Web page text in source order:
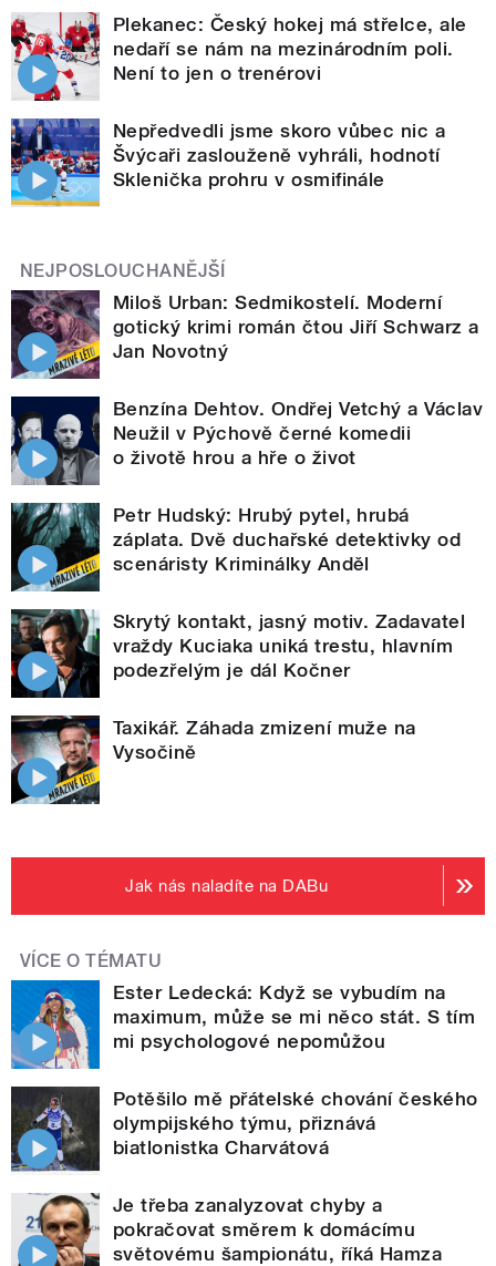
Plekanec: Český hokej má střelce, ale
nedaří se nám na mezinárodním poli.
Není to jen o trenérovi
Nepředvedli jsme skoro vůbec nic a
Švýcaři zaslouženě vyhráli, hodnotí
Sklenička prohru v osmifinále
NEJPOSLOUCHANĚJŠÍ
Miloš Urban: Sedmikostelí. Moderní
gotický krimi román čtou Jiří Schwarz a
Jan Novotný
Benzína Dehtov. Ondřej Vetchý a Václav
Neužil v Pýchově černé komedii
o životě hrou a hře o život
Petr Hudský: Hrubý pytel, hrubá
záplata. Dvě duchařské detektivky od
scenáristy Kriminálky Anděl
Skrytý kontakt, jasný motiv. Zadavatel
vraždy Kuciaka uniká trestu, hlavním
podezřelým je dál Kočner
Taxikář. Záhada zmizení muže na
Vysočině
Jak nás naladíte na DABu
VÍCE O TÉMATU
Ester Ledecká: Když se vybudím na
maximum, může se mi něco stát. S tím
mi psychologové nepomůžou
Potěšilo mě přátelské chování českého
olympijského týmu, přiznává
biatlonistka Charvátová
Je třeba zanalyzovat chyby a
pokračovat směrem k domácímu
světovému šampionátu, říká Hamza